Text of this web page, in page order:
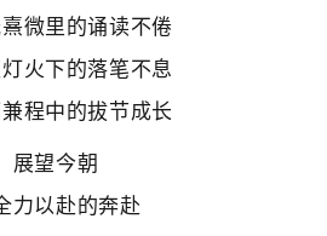
微里的诵读不倦
火下的落笔不息
程中的拔节成长
展望今朝
力以赴的奔赴